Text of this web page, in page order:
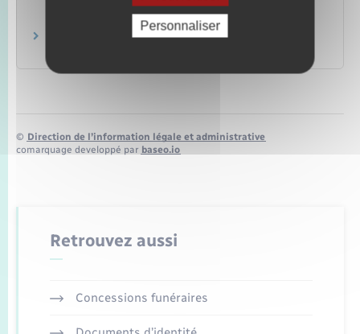
commissaire de justice)
Frais de justice : coût d'un procès
© Direction de l’information légale et administrative
comarquage developpé par baseo.io
Retrouvez aussi
Concessions funéraires
Personnaliser